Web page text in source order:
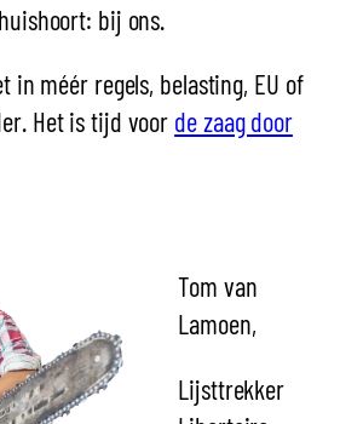
bij ons.
in méér regels, belasting, EU of
Het is tijd voor de zaag door
Tom van
Lamoen,
Lijsttrekker